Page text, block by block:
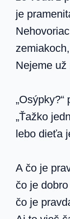
je
Nejeme už
„Osýpky?“
„Ťažko
lebo dieťa
A čo je
čo je
čo je